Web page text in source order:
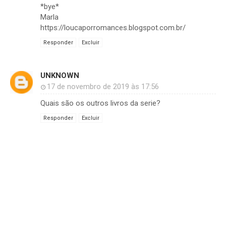
*bye*
Marla
https://loucaporromances.blogspot.com.br/
Responder Excluir
UNKNOWN
17 de novembro de 2019 às 17:56
Quais são os outros livros da serie?
Responder Excluir